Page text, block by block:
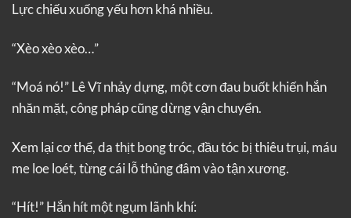
Lực chiếu xuống yếu hơn khá nhiều.
“Xèo xèo xèo…”
“Moá nó!” Lê Vĩ nhảy dựng, một cơn đau buốt khiến hắn
nhăn mặt, công pháp cũng dừng vận chuyển.
Xem lại cơ thể, da thịt bong tróc, đầu tóc bị thiêu trụi, máu
me loe loét, từng cái lỗ thủng đâm vào tận xương.
“Hít!” Hắn hít một ngụm lãnh khí: